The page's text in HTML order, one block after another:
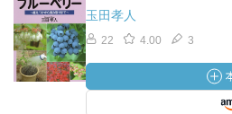
玉田孝人
22 4.00 3